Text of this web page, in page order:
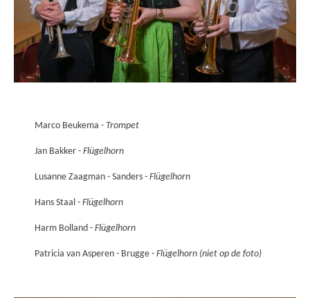
Marco Beukema - Trompet
Jan Bakker - Flügelhorn
Lusanne Zaagman - Sanders - Flügelhorn
Hans Staal - Flügelhorn
Harm Bolland - Flügelhorn
Patricia van Asperen - Brugge - Flügelhorn (niet op de foto)